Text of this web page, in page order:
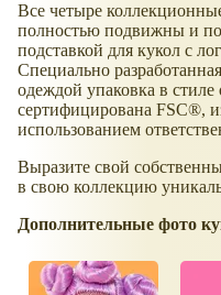
Все четыре
полностью подвижны и
подставкой для кукол с
Специально
одеждой упаковка в стиле
сертифицирована FSC®,
использованием
Выразите свой
в свою коллекцию
Дополнительные фото